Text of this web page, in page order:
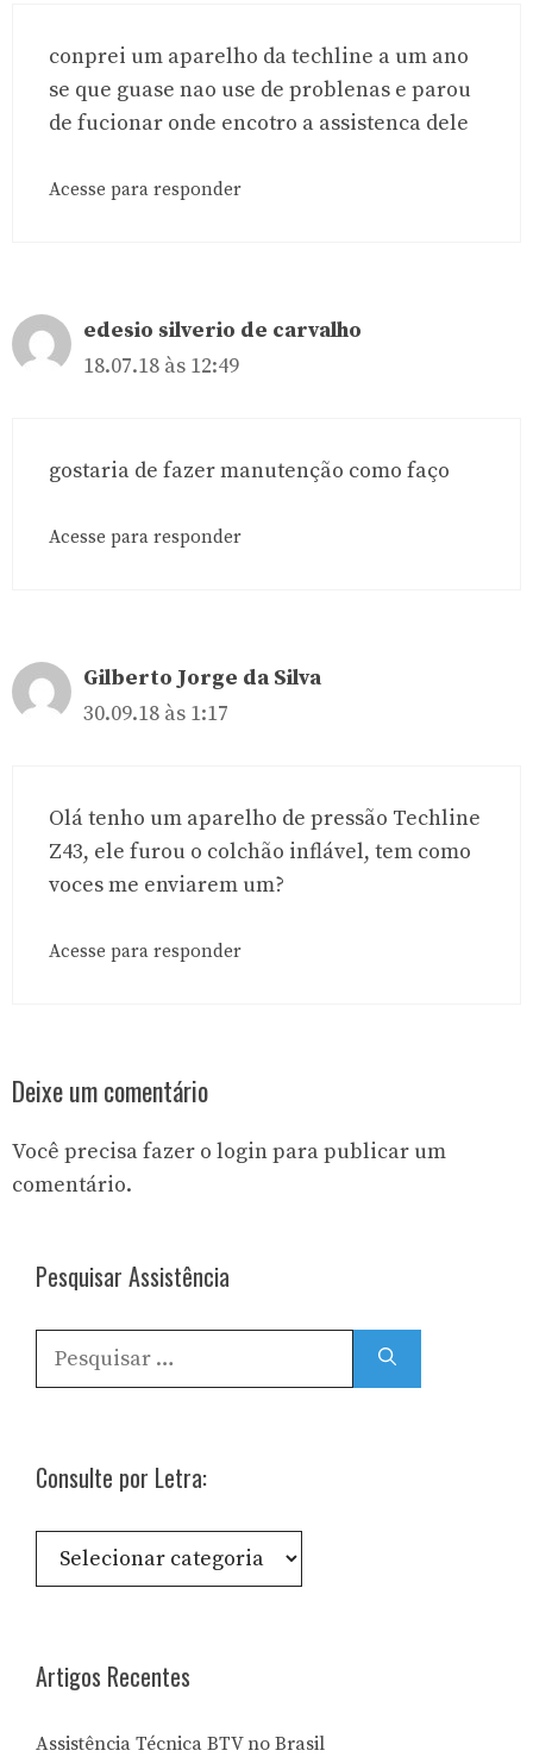
conprei um aparelho da techline a um ano
se que guase nao use de problenas e parou
de fucionar onde encotro a assistenca dele
Acesse para responder
edesio silverio de carvalho
18.07.18 às 12:49
gostaria de fazer manutenção como faço
Acesse para responder
Gilberto Jorge da Silva
30.09.18 às 1:17
Olá tenho um aparelho de pressão Techline
Z43, ele furou o colchão inflável, tem como
voces me enviarem um?
Acesse para responder
Deixe um comentário
Você precisa fazer o loginpara publicar um
comentário.
Pesquisar Assistência
Pesquisar
por:
Consulte por Letra:
Consulte
Artigos Recentes
Assistência Técnica BTV no Brasil